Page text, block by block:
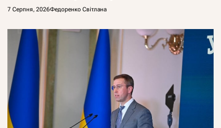
7 Серпня, 2026Федоренко Світлана